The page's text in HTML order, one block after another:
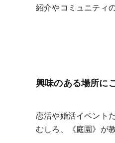
紹介やコミュニティ
興味のある場所に
恋活や婚活イベント
むしろ、《庭園》が